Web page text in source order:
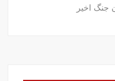
جنگ اخیر